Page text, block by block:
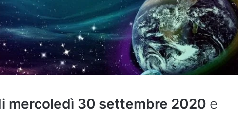
mercoledì 30 settembre 2020 e